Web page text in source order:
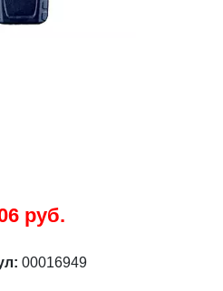
руб.
00016949